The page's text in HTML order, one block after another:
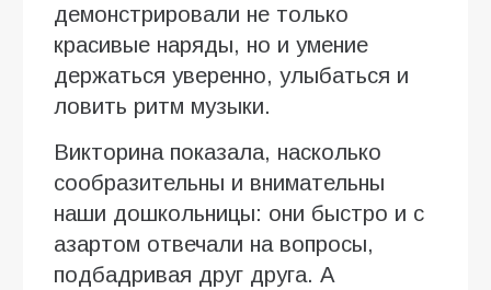
демонстрировали не только
красивые наряды, но и умение
держаться уверенно, улыбаться и
ловить ритм музыки.
Викторина показала, насколько
сообразительны и внимательны
наши дошкольницы: они быстро и с
азартом отвечали на вопросы,
подбадривая друг друга. А